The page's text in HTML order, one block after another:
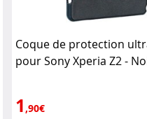
Coque de protection
pour Sony Xperia Z2 -
1,90€